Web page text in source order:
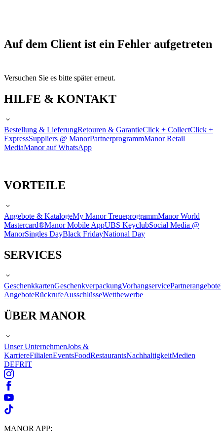
Auf dem Client ist ein Fehler aufgetreten
Versuchen Sie es bitte später erneut.
HILFE & KONTAKT
Bestellung & LieferungRetouren & GarantieClick + CollectClick +
ExpressSuppliers @ ManorPartnerprogrammManor Retail
MediaManor auf WhatsApp
VORTEILE
Angebote & KatalogeMy Manor TreueprogrammManor World
Mastercard®Manor Mobile AppUBS KeyclubSocial Media @
ManorSingles DayBlack FridayNational Day
SERVICES
GeschenkkartenGeschenkverpackungVorhangservicePartnerangebote
AngeboteRückrufeAusschlüsseWettbewerbe
ÜBER MANOR
Unser UnternehmenJobs &
KarriereFilialenEventsFoodRestaurantsNachhaltigkeitMedien
DEFRIT
MANOR APP: